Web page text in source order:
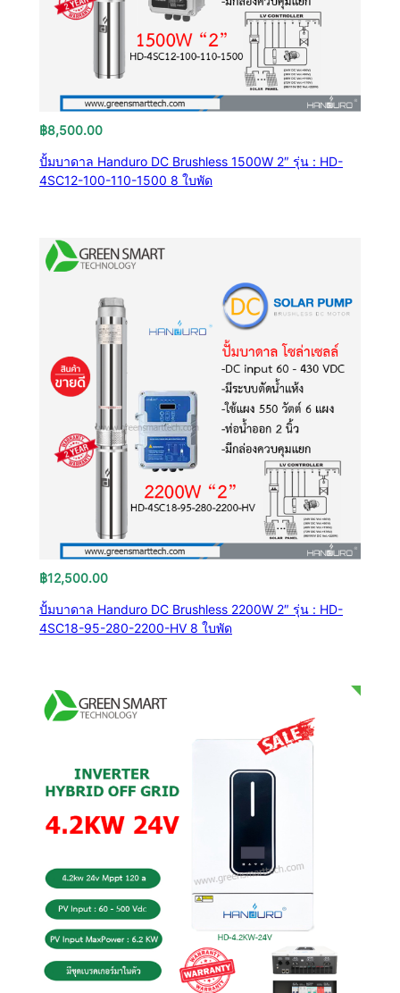
฿8,500.00
ปั้มบาดาล Handuro DC Brushless 1500W 2″ รุ่น : HD-
4SC12-100-110-1500 8 ใบพัด
฿12,500.00
ปั้มบาดาล Handuro DC Brushless 2200W 2″ รุ่น : HD-
4SC18-95-280-2200-HV 8 ใบพัด